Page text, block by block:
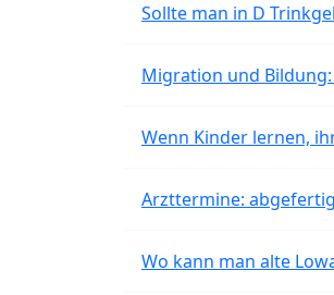
Sollte man in D
Migration und
Wenn Kinder lernen,
Arzttermine:
Wo kann man alte